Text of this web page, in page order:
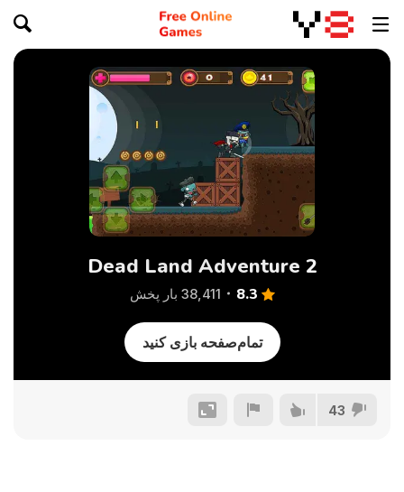
Dead Land Adventure 2
8.3 38,411 بار پخش
تمام‌صفحه بازی کنید
43